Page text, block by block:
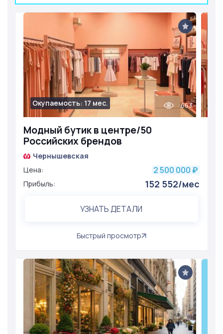
Модный бутик в центре/50
Российских брендов
Окупаемость: 17 мес. 663
Чернышевская
Цена:
2 500 000 ₽
Прибыль: 152 552/мес
УЗНАТЬ ДЕТАЛИ
Быстрый просмотр